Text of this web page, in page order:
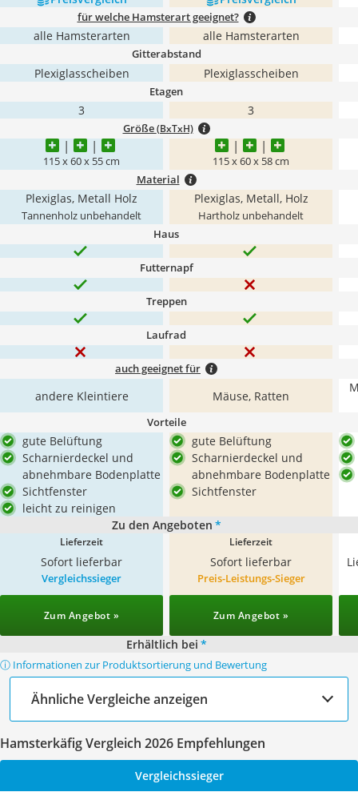
für welche Hamsterart geeignet?
alle Hamsterarten alle Hamsterarten
Gitterabstand
Plexiglasscheiben Plexiglasscheiben
Etagen
3 3
Größe(BxTxH)
115 x 60 x 55 cm 115 x 60 x 58 cm
Material
Plexiglas, Metall Holz
Tannenholz unbehandelt
Plexiglas, Metall, Holz
Hartholz unbehandelt
Haus
Futternapf
Treppen
Laufrad
auch geeignet für
andere Kleintiere Mäuse, Ratten
Vorteile
gute Belüftung
Scharnierdeckel und
abnehmbare Bodenplatte
Sichtfenster
leicht zu reinigen
gute Belüftung
Scharnierdeckel und
abnehmbare Bodenplatte
Sichtfenster
Zu den Angeboten *
Lieferzeit
Sofort lieferbar
Lieferzeit
Sofort lieferbar
Vergleichssieger
Zum Angebot »
Preis-Leistungs-Sieger
Zum Angebot »
Erhältlich bei *
ⓘ Informationen zur Produktsortierung und Bewertung
Ähnliche Vergleiche anzeigen
Hamsterkäfig Vergleich 2026 Empfehlungen
Vergleichssieger